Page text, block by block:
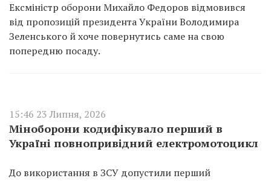
Ексміністр оборони Михайло Федоров відмовився
від пропозицій президента України Володимира
Зеленського й хоче повернутись саме на свою
попередню посаду.
15:46 23 Липня, 2026
Міноборони кодифікувало перший в
Україні повнопривідний електромотоцикл
До використання в ЗСУ допустили перший